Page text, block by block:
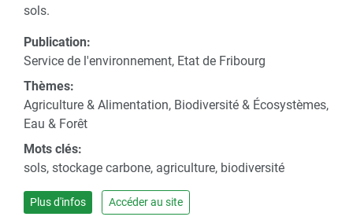
sols.
Publication:
Service de l'environnement, Etat de Fribourg
Thèmes:
Agriculture & Alimentation, Biodiversité & Écosystèmes,
Eau & Forêt
Mots clés:
sols, stockage carbone, agriculture, biodiversité
Plus d'infos Accéder au site